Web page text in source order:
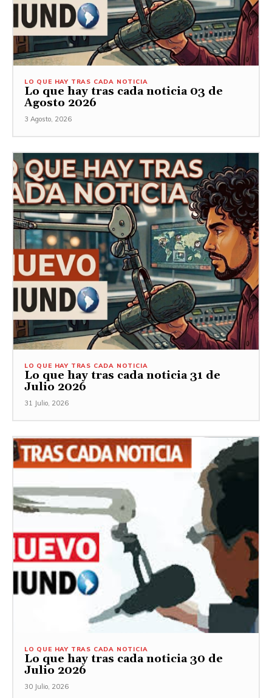
LO QUE HAY TRAS CADA NOTICIA
Lo que hay tras cada noticia 03 de
Agosto 2026
3 Agosto, 2026
LO QUE HAY TRAS CADA NOTICIA
Lo que hay tras cada noticia 31 de
Julio 2026
31 Julio, 2026
LO QUE HAY TRAS CADA NOTICIA
Lo que hay tras cada noticia 30 de
Julio 2026
30 Julio, 2026